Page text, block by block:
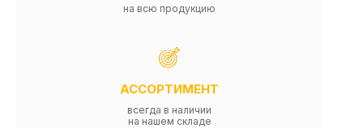
на всю продукцию
АССОРТИМЕНТ
всегда в наличии
на нашем складе